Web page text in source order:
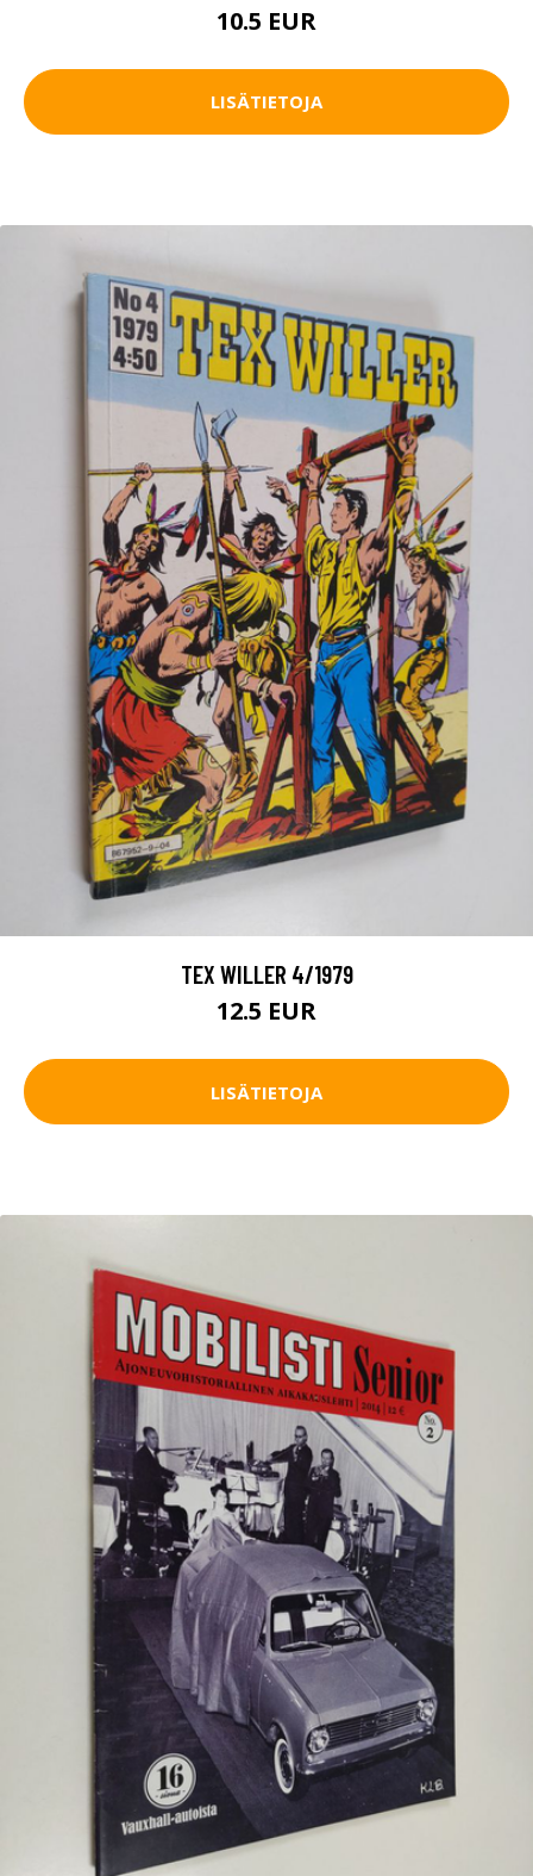
10.5 EUR
LISÄTIETOJA
TEX WILLER 4/1979
12.5 EUR
LISÄTIETOJA